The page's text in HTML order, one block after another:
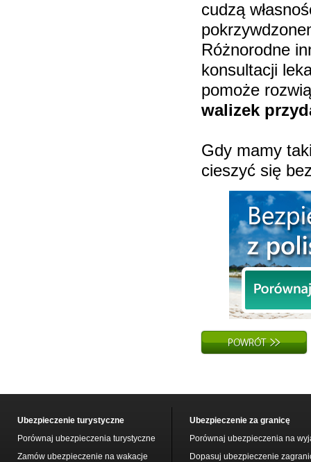
cudzą
Różnorodne
konsultacji
pomoże
walizek
Gdy mamy
cieszyć się
Ubezpieczenie turystyczne
Porównaj ubezpieczenia turystyczne
Zamów ubezpieczenie na wakacje
Ubezpieczenie za granicę
Porównaj ubezpieczenia na
Dopasuj ubezpieczenie